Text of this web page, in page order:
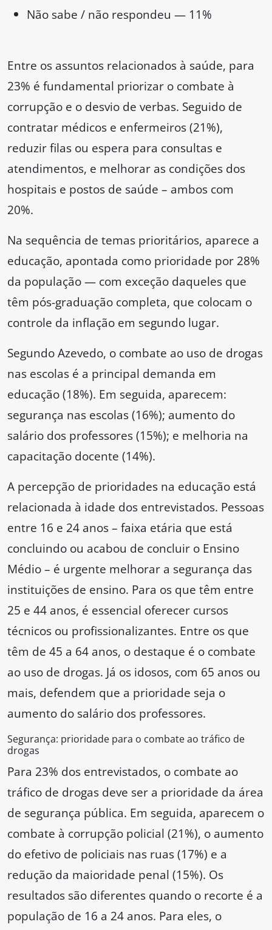
Não sabe / não respondeu — 11%
Entre os assuntos relacionados à saúde, para
23% é fundamental priorizar o combate à
corrupção e o desvio de verbas. Seguido de
contratar médicos e enfermeiros (21%),
reduzir filas ou espera para consultas e
atendimentos, e melhorar as condições dos
hospitais e postos de saúde – ambos com
20%.
Na sequência de temas prioritários, aparece a
educação, apontada como prioridade por 28%
da população — com exceção daqueles que
têm pós-graduação completa, que colocam o
controle da inflação em segundo lugar.
Segundo Azevedo, o combate ao uso de drogas
nas escolas é a principal demanda em
educação (18%). Em seguida, aparecem:
segurança nas escolas (16%); aumento do
salário dos professores (15%); e melhoria na
capacitação docente (14%).
A percepção de prioridades na educação está
relacionada à idade dos entrevistados. Pessoas
entre 16 e 24 anos – faixa etária que está
concluindo ou acabou de concluir o Ensino
Médio – é urgente melhorar a segurança das
instituições de ensino. Para os que têm entre
25 e 44 anos, é essencial oferecer cursos
técnicos ou profissionalizantes. Entre os que
têm de 45 a 64 anos, o destaque é o combate
ao uso de drogas. Já os idosos, com 65 anos ou
mais, defendem que a prioridade seja o
aumento do salário dos professores.
Segurança: prioridade para o combate ao tráfico de
drogas
Para 23% dos entrevistados, o combate ao
tráfico de drogas deve ser a prioridade da área
de segurança pública. Em seguida, aparecem o
combate à corrupção policial (21%), o aumento
do efetivo de policiais nas ruas (17%) e a
redução da maioridade penal (15%). Os
resultados são diferentes quando o recorte é a
população de 16 a 24 anos. Para eles, o